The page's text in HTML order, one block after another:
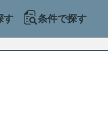
す 条件で探す